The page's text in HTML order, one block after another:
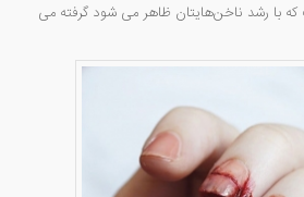
با رشد ناخن‌هایتان ظاهر می شود گرفته می